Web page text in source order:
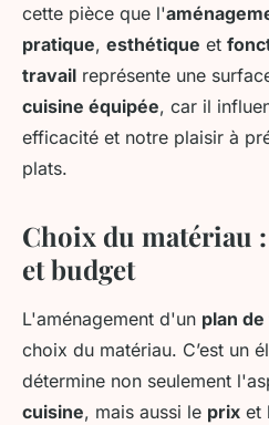
cette pièce que l'
pratique, esthétique et
travail représente une
cuisine équipée, car il
efficacité et notre plaisir à
plats.
Choix du matériau
et budget
L'aménagement d'un plan
choix du matériau. C’est un
détermine non seulement
cuisine, mais aussi le prix et